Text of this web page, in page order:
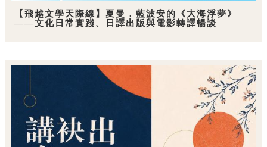
【飛越文學天際線】夏曼．藍波安的《大海浮夢》
——文化日常實踐、日譯出版與電影轉譯暢談